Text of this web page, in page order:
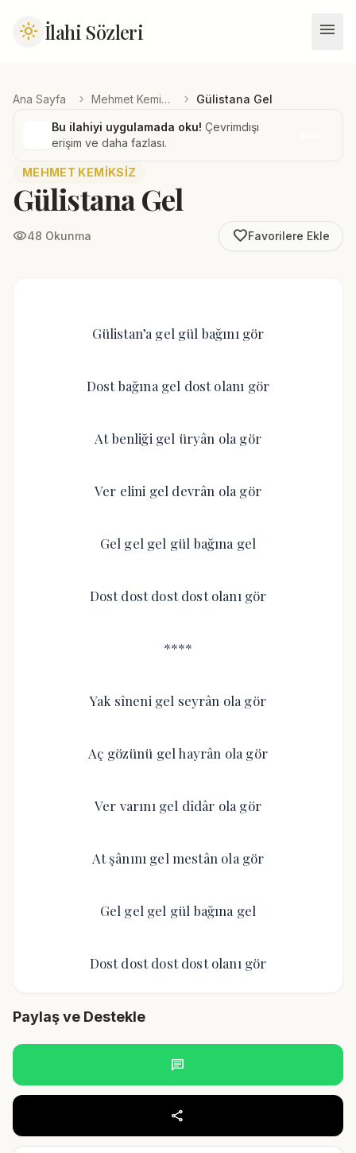
light_mode İlahi Sözleri menu
Ana Sayfa chevron_right Mehmet Kemiksiz chevron_right Gülistana Gel
Bu ilahiyi uygulamada oku! Çevrimdışı
erişim ve daha fazlası.
MEHMET KEMIKSIZ
Gülistana Gel
visibility48 Okunma favorite_borderFavorilere Ekle
Gülistan’a gel gül bağını gör
Dost bağına gel dost olanı gör
At benliği gel üryân ola gör
Ver elini gel devrân ola gör
Gel gel gel gül bağına gel
Dost dost dost dost olanı gör
****
Yak sîneni gel seyrân ola gör
Aç gözünü gel hayrân ola gör
Ver varını gel dîdâr ola gör
At şânını gel mestân ola gör
Gel gel gel gül bağına gel
Dost dost dost dost olanı gör
Paylaş ve Destekle
chat
share